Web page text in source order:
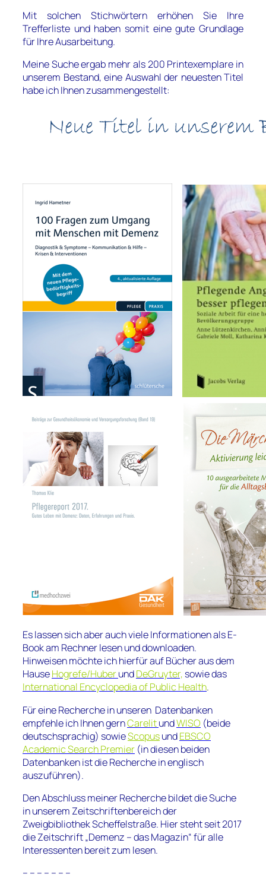
Mit solchen Stichwörtern erhöhen Sie Ihre
Trefferliste und haben somit eine gute Grundlage
für Ihre Ausarbeitung.
Meine Suche ergab mehr als 200 Printexemplare in
unserem Bestand, eine Auswahl der neuesten Titel
habe ich Ihnen zusammengestellt:
Es lassen sich aber auch viele Informationen als E-
Book am Rechner lesen und downloaden.
Hinweisen möchte ich hierfür auf Bücher aus dem
HauseHogrefe/HuberundDeGruyter, sowie das
International Encyclopedia of Public Health.
Für eine Recherche in unseren Datenbanken
empfehle ich Ihnen gernCarelitundWISO (beide
deutschsprachig) sowieScopusundEBSCO
Academic Search Premier (in diesen beiden
Datenbanken ist die Recherche in englisch
auszuführen).
Den Abschluss meiner Recherche bildet die Suche
in unserem Zeitschriftenbereich der
Zweigbibliothek Scheffelstraße. Hiersteht seit 2017
die Zeitschrift „Demenz – das Magazin“ für alle
Interessenten bereit zum lesen.
– – – – – – –